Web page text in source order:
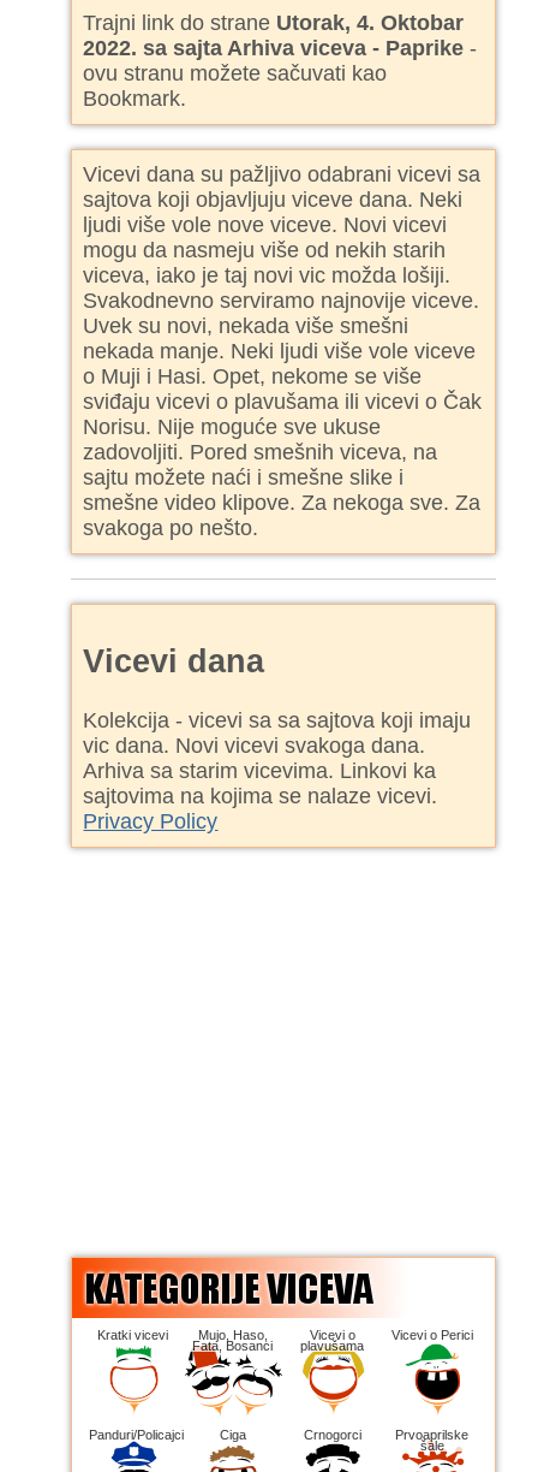
Trajni link do strane Utorak, 4. Oktobar
2022. sa sajta Arhiva viceva - Paprike -
ovu stranu možete sačuvati kao
Bookmark.
Vicevi dana su pažljivo odabrani vicevi sa
sajtova koji objavljuju viceve dana. Neki
ljudi više vole nove viceve. Novi vicevi
mogu da nasmeju više od nekih starih
viceva, iako je taj novi vic možda lošiji.
Svakodnevno serviramo najnovije viceve.
Uvek su novi, nekada više smešni
nekada manje. Neki ljudi više vole viceve
o Muji i Hasi. Opet, nekome se više
sviđaju vicevi o plavušama ili vicevi o Čak
Norisu. Nije moguće sve ukuse
zadovoljiti. Pored smešnih viceva, na
sajtu možete naći i smešne slike i
smešne video klipove. Za nekoga sve. Za
svakoga po nešto.
Vicevi dana
Kolekcija - vicevi sa sa sajtova koji imaju
vic dana. Novi vicevi svakoga dana.
Arhiva sa starim vicevima. Linkovi ka
sajtovima na kojima se nalaze vicevi.
Privacy Policy
Kratki vicevi Mujo, Haso,
Fata, Bosanci
Vicevi o
plavušama
Vicevi o Perici
Panduri/Policajci Ciga Crnogorci Prvoaprilske
šale